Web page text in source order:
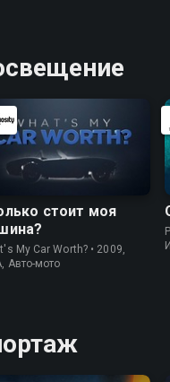
стоит моя
My Car Worth? • 2009,
Авто-мото